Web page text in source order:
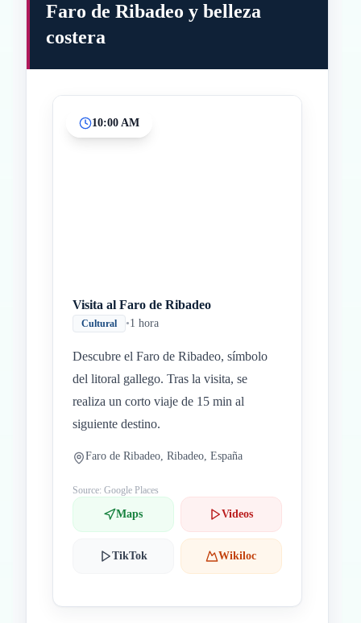
Faro de Ribadeo y belleza
costera
10:00 AM
Visita al Faro de Ribadeo
Cultural •1 hora
Descubre el Faro de Ribadeo, símbolo
del litoral gallego. Tras la visita, se
realiza un corto viaje de 15 min al
siguiente destino.
Faro de Ribadeo, Ribadeo, España
Source: Google Places
Maps Videos
TikTok Wikiloc